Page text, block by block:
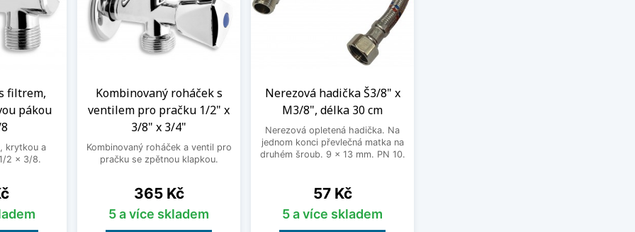
filtrem,
pákou
krytkou a
2 x 3/8.
Kombinovaný roháček s
ventilem pro pračku 1/2" x
3/8" x 3/4"
Kombinovaný roháček a ventil pro
pračku se zpětnou klapkou.
Cena
365 Kč
5 a více skladem
Nerezová hadička Š3/8" x
M3/8", délka 30 cm
Nerezová opletená hadička. Na
jednom konci převlečná matka na
druhém šroub. 9 x 13 mm. PN 10.
Cena
57 Kč
5 a více skladem